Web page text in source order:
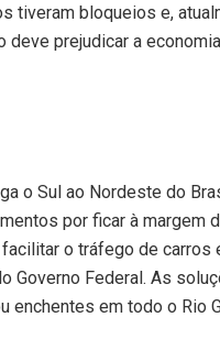
tiveram bloqueios e,
prejudicar a
o Sul ao Nordeste do
por ficar à margem
o tráfego de carros
Governo Federal. As
em todo o Rio